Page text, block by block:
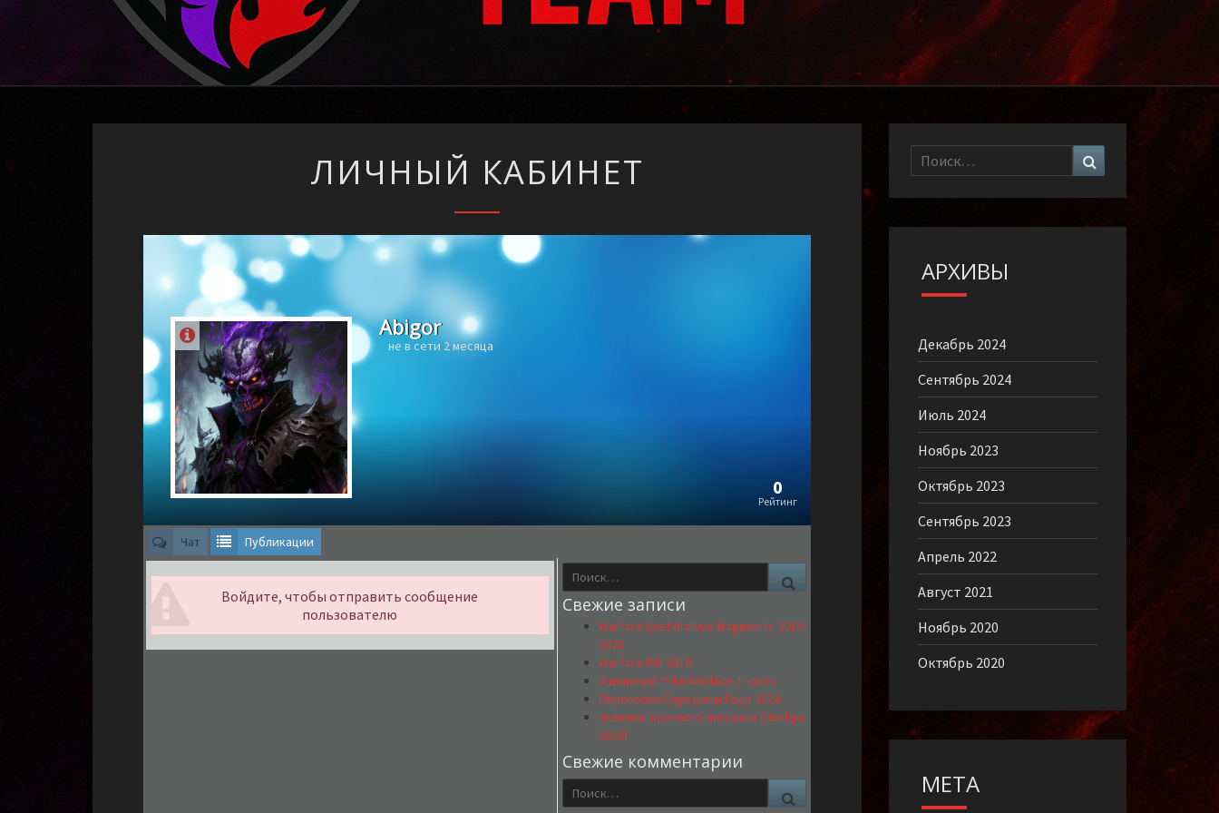
КАБИНЕТ
ЛИЧНЫЙ КАБИНЕТ
Abigor
не в сети 2 месяца
Рейтинг
0
Чат Публикации
Войдите, чтобы отправить сообщение
пользователю
Найти:
Свежие записи
Warface Lost Archive fragments 2019-
2020
Warface РМ 2019
Одинокий РМ в Warface 1 часть
Переполох Середины Года 2024
Новинки кронного магазина (Ноябрь
2023)
Свежие комментарии
Найти:
Найти:
АРХИВЫ
Декабрь 2024
Сентябрь 2024
Июль 2024
Ноябрь 2023
Октябрь 2023
Сентябрь 2023
Апрель 2022
Август 2021
Ноябрь 2020
Октябрь 2020
МЕТА